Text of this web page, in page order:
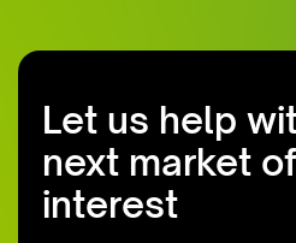
Let us help
next market of
interest